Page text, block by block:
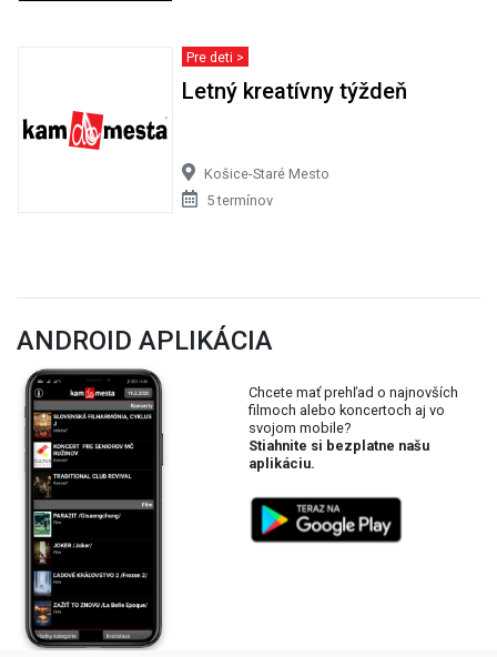
Pre deti >
Letný kreatívny týždeň
Košice-Staré Mesto
5 termínov
ANDROID APLIKÁCIA
Chcete mať prehľad o najnovších
filmoch alebo koncertoch aj vo
svojom mobile?
Stiahnite si bezplatne našu
aplikáciu.